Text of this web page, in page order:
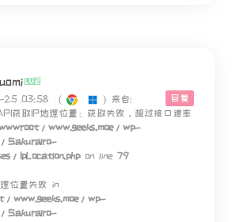
回复
25 03:58 ( ) 来自:
获取IP地理位置：获取失败，超过接口速率
www.geeks.moe/wp-
Sakurairo-
IpLocation.phpon line 79
位置失败 in
wp-
Sakurairo-